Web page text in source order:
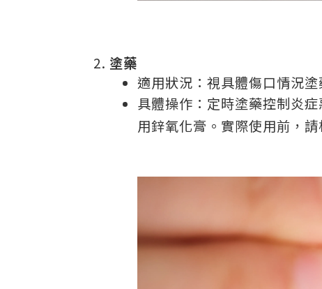
塗藥
適用狀況：視具體傷口情況塗
具體操作：定時塗藥控制炎
用鋅氧化膏。實際使用前，